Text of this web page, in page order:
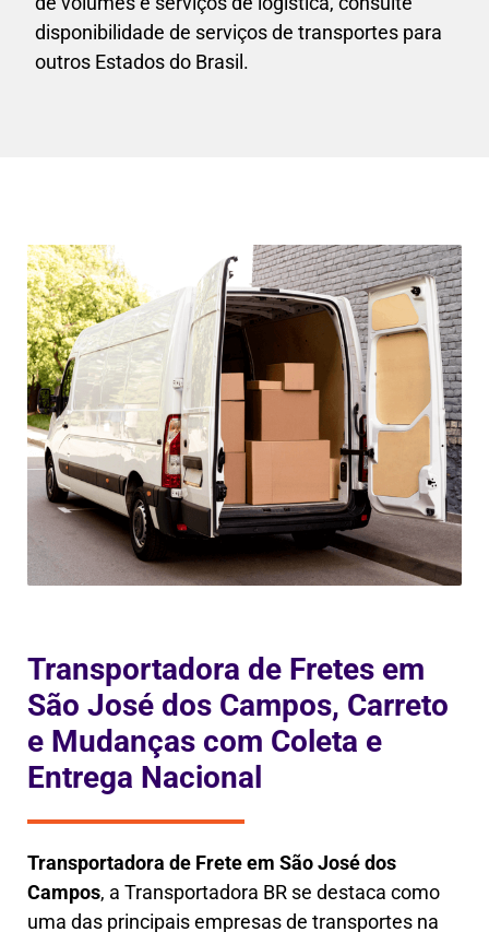
disponibilidade de serviços de transportes para
outros Estados do Brasil.
Transportadora de Fretes em
São José dos Campos, Carreto
e Mudanças com Coleta e
Entrega Nacional
Transportadora de Frete em São José dos
Campos, a Transportadora BR se destaca como
uma das principais empresas de transportes na